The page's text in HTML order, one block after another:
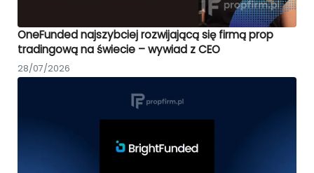
OneFunded najszybciej rozwijającą się firmą prop
tradingową na świecie – wywiad z CEO
28/07/2026